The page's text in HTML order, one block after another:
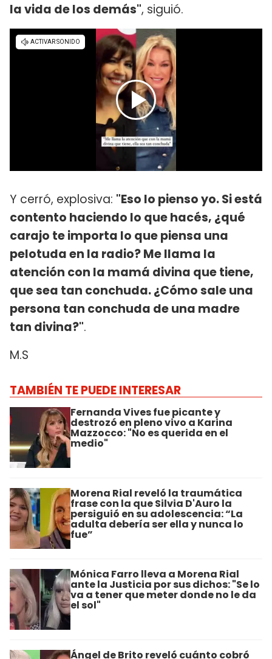
la vida de los demás", siguió.
Y cerró, explosiva: "Eso lo pienso yo. Si está
contento haciendo lo que hacés, ¿qué
carajo te importa lo que piensa una
pelotuda en la radio? Me llama la
atención con la mamá divina que tiene,
que sea tan conchuda. ¿Cómo sale una
persona tan conchuda de una madre
tan divina?".
M.S
TAMBIÉN TE PUEDE INTERESAR
Fernanda Vives fue picante y
destrozó en pleno vivo a Karina
Mazzocco: "No es querida en el
medio"
Morena Rial reveló la traumática
frase con la que Silvia D'Auro la
persiguió en su adolescencia: “La
adulta debería ser ella y nunca lo
fue”
Mónica Farro lleva a Morena Rial
ante la Justicia por sus dichos: "Se lo
va a tener que meter donde no le da
el sol"
Ángel de Brito reveló cuánto cobró